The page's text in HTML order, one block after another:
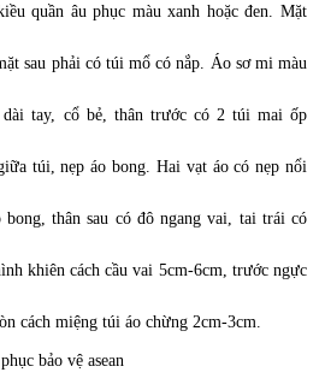
quần âu phục màu xanh hoặc đen. Mặt
sau phải có túi mổ có nắp. Áo sơ mi màu
dài tay, cổ bẻ, thân trước có 2 túi mai ốp
túi, nẹp áo bong. Hai vạt áo có nẹp nổi
thân sau có đô ngang vai, tai trái có
khiên cách cầu vai 5cm-6cm, trước ngực
cách miệng túi áo chừng 2cm-3cm.